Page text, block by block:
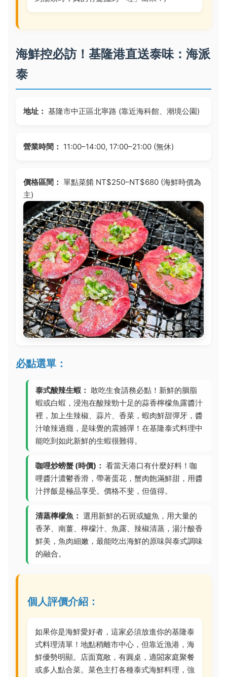
海鮮控必訪！基隆港直送泰味：海派
泰
地址： 基隆市中正區北寧路 (靠近海科館、潮境公園)
營業時間： 11:00–14:00, 17:00–21:00 (無休)
價格區間： 單點菜餚 NT$250–NT$680 (海鮮時價為
主)
必點選單：
泰式酸辣生蝦： 敢吃生食請務必點！新鮮的胭脂
蝦或白蝦，浸泡在酸辣勁十足的蒜香檸檬魚露醬汁
裡，加上生辣椒、蒜片、香菜，蝦肉鮮甜彈牙，醬
汁嗆辣過癮，是味覺的震撼彈！在基隆泰式料理中
能吃到如此新鮮的生蝦很難得。
咖哩炒螃蟹 (時價)： 看當天港口有什麼好料！咖
哩醬汁濃鬱香滑，帶著蛋花，蟹肉飽滿鮮甜，用醬
汁拌飯是極品享受。價格不斐，但值得。
清蒸檸檬魚： 選用新鮮的石斑或鱸魚，用大量的
香茅、南薑、檸檬汁、魚露、辣椒清蒸，湯汁酸香
鮮美，魚肉細嫩，最能吃出海鮮的原味與泰式調味
的融合。
個人評價介紹：
如果你是海鮮愛好者，這家必須放進你的基隆泰
式料理清單！地點稍離市中心，但靠近漁港，海
鮮優勢明顯。店面寬敞，有圓桌，適閤家庭聚餐
或多人點合菜。菜色主打各種泰式海鮮料理，強